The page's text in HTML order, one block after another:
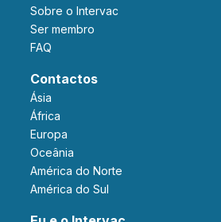
Sobre o Intervac
Ser membro
FAQ
Contactos
Ásia
África
Europa
Oceânia
América do Norte
América do Sul